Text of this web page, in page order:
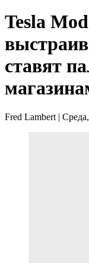
Tesla
ставят
Fred Lambert|